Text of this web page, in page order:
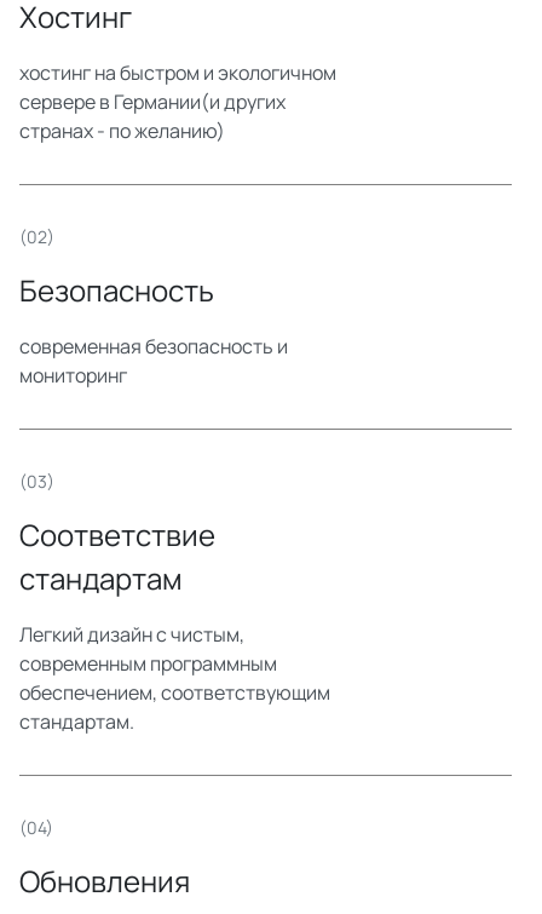
Хостинг
хостинг на быстром и экологичном
сервере в Германии(и других
странах - по желанию)
(02)
Безопасность
современная безопасность и
мониторинг
(03)
Соответствие
стандартам
Легкий дизайн с чистым,
современным программным
обеспечением, соответствующим
стандартам.
(04)
Обновления